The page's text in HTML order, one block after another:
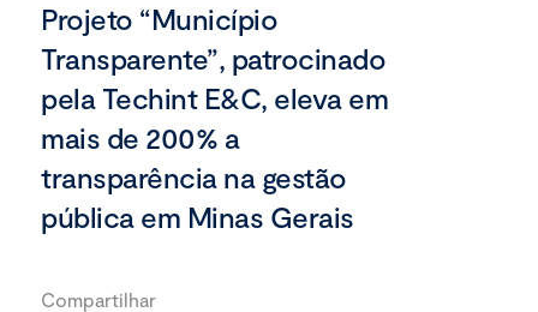
Projeto “Município
Transparente”, patrocinado
pela Techint E&C, eleva em
mais de 200% a
transparência na gestão
pública em Minas Gerais
Compartilhar